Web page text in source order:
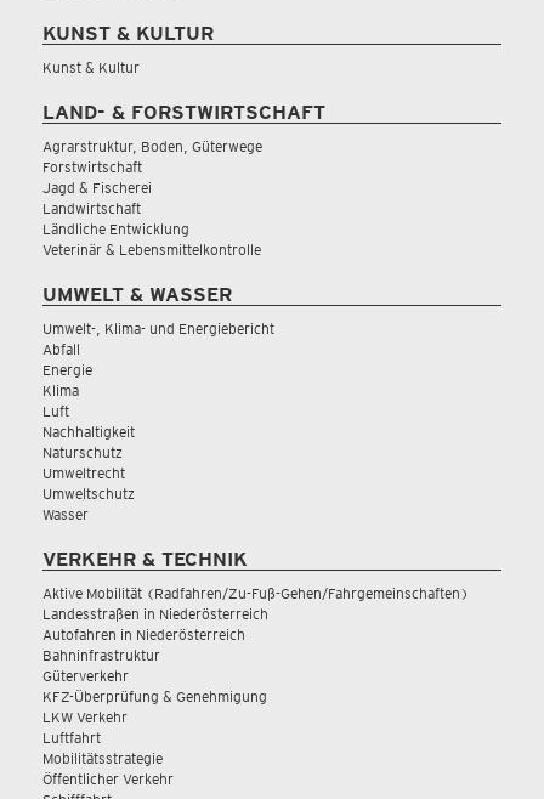
KUNST & KULTUR
Kunst & Kultur
LAND- & FORSTWIRTSCHAFT
Agrarstruktur, Boden, Güterwege
Forstwirtschaft
Jagd & Fischerei
Landwirtschaft
Ländliche Entwicklung
Veterinär & Lebensmittelkontrolle
UMWELT & WASSER
Umwelt-, Klima- und Energiebericht
Abfall
Energie
Klima
Luft
Nachhaltigkeit
Naturschutz
Umweltrecht
Umweltschutz
Wasser
VERKEHR & TECHNIK
Aktive Mobilität (Radfahren/Zu-Fuß-Gehen/Fahrgemeinschaften)
Landesstraßen in Niederösterreich
Autofahren in Niederösterreich
Bahninfrastruktur
Güterverkehr
KFZ-Überprüfung & Genehmigung
LKW Verkehr
Luftfahrt
Mobilitätsstrategie
Öffentlicher Verkehr